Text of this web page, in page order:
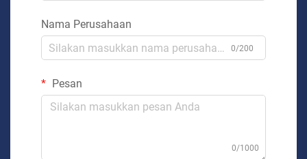
Nama Perusahaan
0/200
Pesan
0/1000